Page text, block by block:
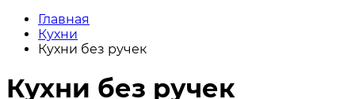
Главная
Кухни
Кухни без ручек
Кухни без ручек